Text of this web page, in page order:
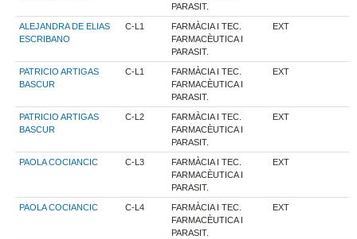
PARASIT.
ALEJANDRA DE ELIAS
ESCRIBANO
C-L1
FARMÀCIA I TEC.
FARMACÈUTICA I
PARASIT.
EXT
PATRICIO ARTIGAS
BASCUR
C-L1
FARMÀCIA I TEC.
FARMACÈUTICA I
PARASIT.
EXT
PATRICIO ARTIGAS
BASCUR
C-L2
FARMÀCIA I TEC.
FARMACÈUTICA I
PARASIT.
EXT
PAOLA COCIANCIC C-L3
FARMÀCIA I TEC.
FARMACÈUTICA I
PARASIT.
EXT
PAOLA COCIANCIC C-L4
FARMÀCIA I TEC.
FARMACÈUTICA I
PARASIT.
EXT